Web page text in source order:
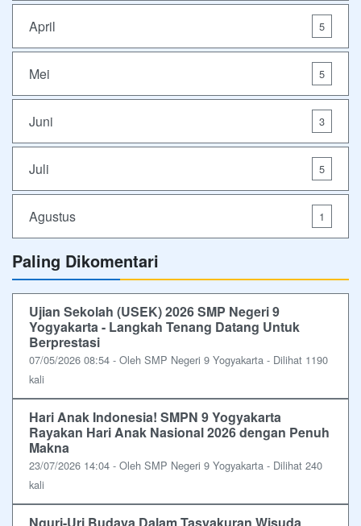
April 5
Mei 5
Juni 3
Juli 5
Agustus 1
Paling Dikomentari
Ujian Sekolah (USEK) 2026 SMP Negeri 9
Yogyakarta - Langkah Tenang Datang Untuk
Berprestasi
07/05/2026 08:54 - Oleh SMP Negeri 9 Yogyakarta - Dilihat 1190
kali
Hari Anak Indonesia! SMPN 9 Yogyakarta
Rayakan Hari Anak Nasional 2026 dengan Penuh
Makna
23/07/2026 14:04 - Oleh SMP Negeri 9 Yogyakarta - Dilihat 240
kali